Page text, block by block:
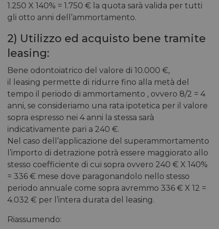
1.250 X 140% = 1.750 € la quota sarà valida per tutti
gli otto anni dell’ammortamento.
2) Utilizzo ed acquisto bene tramite
leasing:
Bene odontoiatrico del valore di 10.000 €,
il leasing permette di ridurre fino alla metà del
tempo il periodo di ammortamento , ovvero 8/2 = 4
anni, se consideriamo una rata ipotetica per il valore
sopra espresso nei 4 anni la stessa sarà
indicativamente pari a 240 €.
Nel caso dell’applicazione del superammortamento
l’importo di detrazione potrà essere maggiorato allo
stesso coefficiente di cui sopra ovvero 240 € X 140%
= 336 € mese dove paragonandolo nello stesso
periodo annuale come sopra avremmo 336 € X 12 =
4.032 € per l’intera durata del leasing.
Riassumendo: